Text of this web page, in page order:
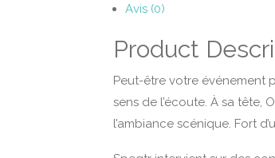
Avis (0)
Product
Peut-être votre événement
sens de l’écoute. À sa tête,
l’ambiance scénique. Fort